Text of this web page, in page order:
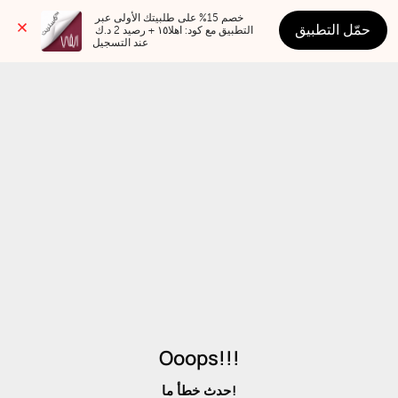
عند التسجيل
حمّل التطبيق
Ooops!!!
حدث خطأ ما!